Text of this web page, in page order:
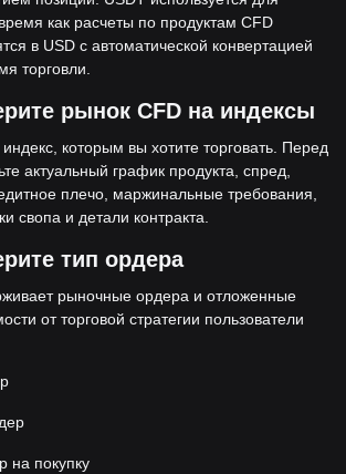
как расчеты по продуктам CFD
в USD с автоматической конвертацией
торговли.
рынок CFD на индексы
которым вы хотите торговать. Перед
актуальный график продукта, спред,
плечо, маржинальные требования,
свопа и детали контракта.
тип ордера
рыночные ордера и отложенные
от торговой стратегии пользователи
на покупку